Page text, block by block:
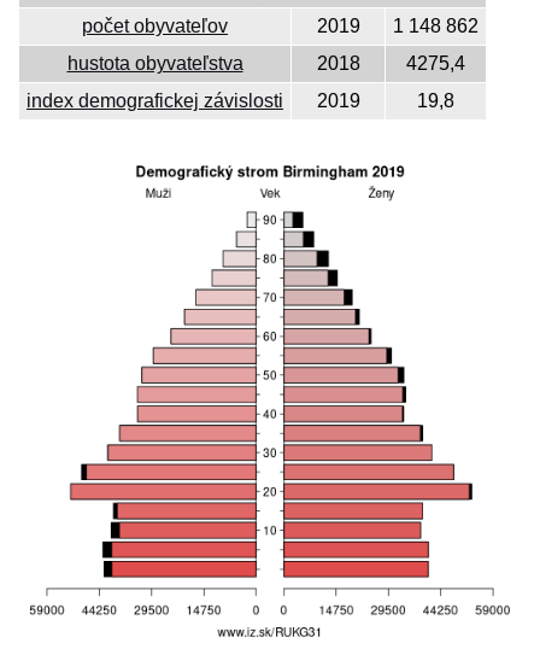
počet obyvateľov
2019
1 148 862
hustota obyvateľstva
2018
4275,4
index demografickej závislosti
2019 19,8